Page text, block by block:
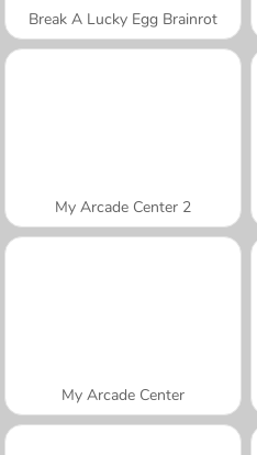
Break A Lucky Egg Brainrot
My Arcade Center 2
My Arcade Center